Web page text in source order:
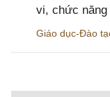
vi, chức năng
Giáo dục-Đào